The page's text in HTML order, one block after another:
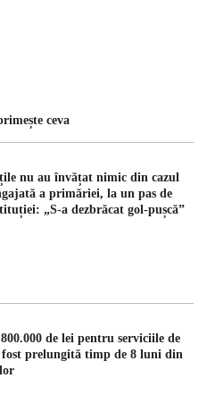
ceva
nu au învățat nimic din cazul
a primăriei, la un pas de
„S-a dezbrăcat gol-pușcă”
de lei pentru serviciile de
prelungită timp de 8 luni din